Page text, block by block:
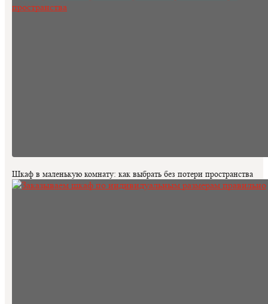
Шкаф в маленькую комнату: как выбрать без потери пространства